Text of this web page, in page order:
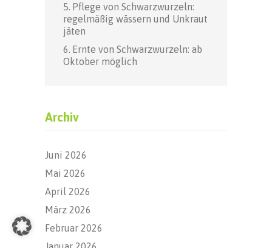
Pflege von Schwarzwurzeln:
regelmäßig wässern und Unkraut
jäten
Ernte von Schwarzwurzeln: ab
Oktober möglich
Archiv
Juni 2026
Mai 2026
April 2026
März 2026
Februar 2026